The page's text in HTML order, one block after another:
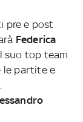
pre e post
Federica
suo top team
le partite e